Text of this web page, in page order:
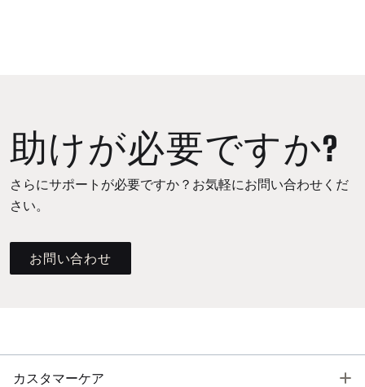
助けが必要ですか?
さらにサポートが必要ですか？お気軽にお問い合わせくだ
さい。
お問い合わせ
カスタマーケア